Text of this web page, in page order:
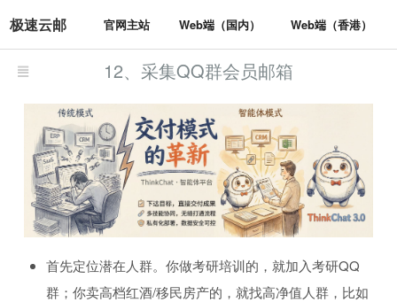
极速云邮 官网主站 Web端（国内） Web端（香港）
12、采集QQ群会员邮箱
首先定位潜在人群。你做考研培训的，就加入考研QQ
群；你卖高档红酒/移民房产的，就找高净值人群，比如